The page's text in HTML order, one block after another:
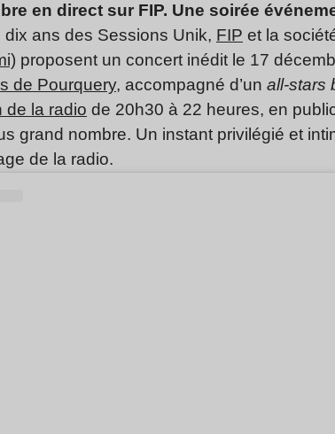
en direct sur FIP. Une soirée
dix ans des Sessions Unik, FIP et la
proposent un concert inédit le 17
de Pourquery, accompagné d’un all-stars
de la radio de 20h30 à 22 heures, en
grand nombre. Un instant privilégié et
de la radio.